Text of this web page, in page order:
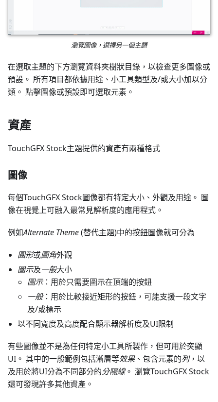
瀏覽圖像，選擇另一個主題
在選取主題的下方瀏覽資料夾樹狀目錄，以檢查更多圖像或
預設。 所有項目都依據用途、小工具類型及/或大小加以分
類。 點擊圖像或預設即可選取元素。
資產
TouchGFX Stock主題提供的資產有兩種格式
圖像
每個TouchGFX Stock圖像都有特定大小、外觀及用途。 圖
像在視覺上可融入最常見解析度的應用程式。
例如Alternate Theme(替代主題)中的按鈕圖像就可分為
圓形或圓角外觀
圖示及一般大小
圖示：用於只需要圖示在頂端的按鈕
一般：用於比較接近矩形的按鈕，可能支援一段文字
及/或標示
以不同寬度及高度配合顯示器解析度及UI限制
有些圖像並不是為任何特定小工具所製作，但可用於突顯
UI。 其中的一般範例包括漸層等效果、包含元素的列，以
及用於將UI分為不同部分的分隔線。 瀏覽TouchGFX Stock
還可發現許多其他資產。